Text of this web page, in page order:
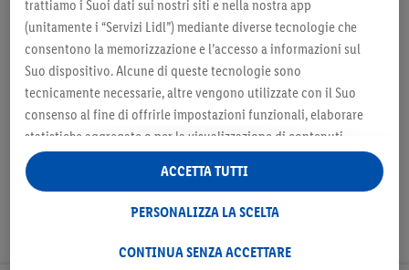
Seleziona come negozio preferito
trattiamo i Suoi dati sui nostri siti e nella nostra app
(unitamente i “Servizi Lidl”) mediante diverse tecnologie che
consentono la memorizzazione e l’accesso a informazioni sul
Suo dispositivo. Alcune di queste tecnologie sono
tecnicamente necessarie, altre vengono utilizzate con il Suo
consenso al fine di offrirle impostazioni funzionali, elaborare
statistiche aggregate o per la visualizzazione di contenuti
pubblicitari personalizzati all’interno e all’esterno dei Servizi
Lidl. Se è iscritto al programma Lidl Plus, anche i dati relativi al
Alla voce “Personalizza la scelta” può gestire singolarmente le
CONTINUA SENZA ACCETTARE
PERSONALIZZA LA SCELTA
ACCETTA TUTTI